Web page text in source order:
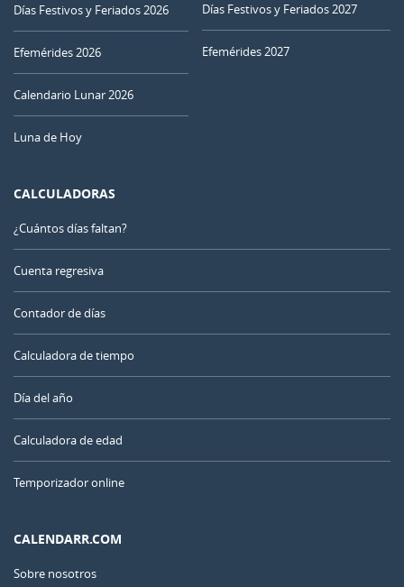
Días Festivos y Feriados 2026
Efemérides 2026
Calendario Lunar 2026
Luna de Hoy
Días Festivos y Feriados 2027
Efemérides 2027
CALCULADORAS
¿Cuántos días faltan?
Cuenta regresiva
Contador de días
Calculadora de tiempo
Día del año
Calculadora de edad
Temporizador online
CALENDARR.COM
Sobre nosotros